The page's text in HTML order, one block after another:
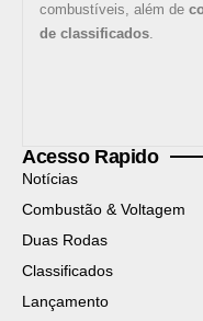
combustíveis, além de
de classificados.
Acesso Rapido
Notícias
Combustão & Voltagem
Duas Rodas
Classificados
Lançamento